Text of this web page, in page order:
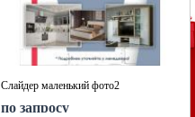
Слайдер маленький фото2
по запросу